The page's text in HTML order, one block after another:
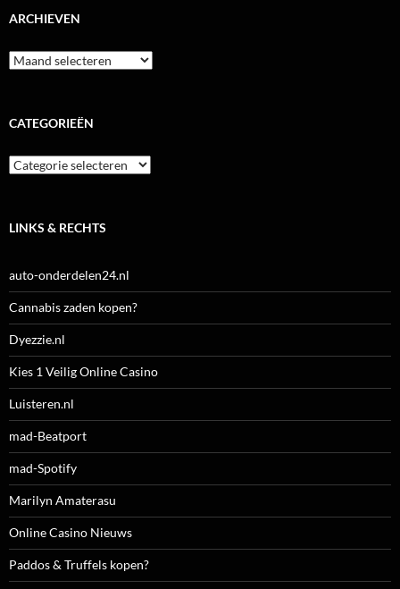
ARCHIEVEN
Archieven
CATEGORIEËN
Categorieën
LINKS & RECHTS
auto-onderdelen24.nl
Cannabis zaden kopen?
Dyezzie.nl
Kies 1 Veilig Online Casino
Luisteren.nl
mad-Beatport
mad-Spotify
Marilyn Amaterasu
Online Casino Nieuws
Paddos & Truffels kopen?